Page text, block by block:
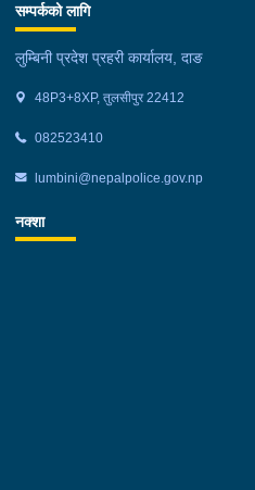
सम्पर्कको लागि
लुम्बिनी प्रदेश प्रहरी कार्यालय, दाङ
48P3+8XP, तुलसीपुर 22412
082523410
lumbini@nepalpolice.gov.np
नक्शा